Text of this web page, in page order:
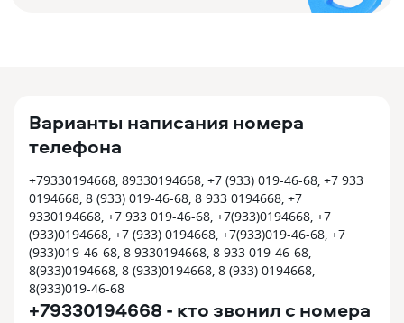
Варианты написания номера
телефона
+79330194668, 89330194668, +7 (933) 019-46-68, +7 933
0194668, 8 (933) 019-46-68, 8 933 0194668, +7
9330194668, +7 933 019-46-68, +7(933)0194668, +7
(933)0194668, +7 (933) 0194668, +7(933)019-46-68, +7
(933)019-46-68, 8 9330194668, 8 933 019-46-68,
8(933)0194668, 8 (933)0194668, 8 (933) 0194668,
8(933)019-46-68
+79330194668 - кто звонил с номера